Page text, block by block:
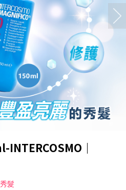
INTERCOSMO｜
髮